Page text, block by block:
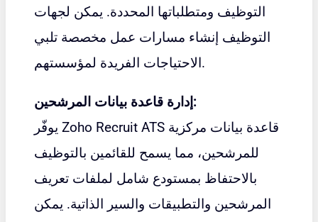
التوظيف ومتطلباتها المحددة. يمكن لجهات
التوظيف إنشاء مسارات عمل مخصصة تلبي
الاحتياجات الفريدة لمؤسستهم.
إدارة قاعدة بيانات المرشحين:
يوفّر Zoho Recruit ATS قاعدة بيانات مركزية
للمرشحين، مما يسمح للقائمين بالتوظيف
بالاحتفاظ بمستودع شامل لملفات تعريف
المرشحين والتطبيقات والسير الذاتية. يمكن